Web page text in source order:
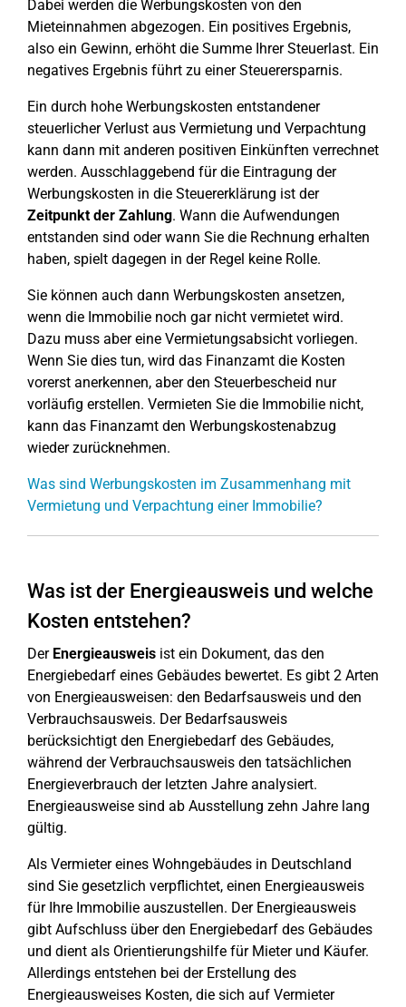
Dabei werden die Werbungskosten von den
Mieteinnahmen abgezogen. Ein positives Ergebnis,
also ein Gewinn, erhöht die Summe Ihrer Steuerlast. Ein
negatives Ergebnis führt zu einer Steuerersparnis.
Ein durch hohe Werbungskosten entstandener
steuerlicher Verlust aus Vermietung und Verpachtung
kann dann mit anderen positiven Einkünften verrechnet
werden. Ausschlaggebend für die Eintragung der
Werbungskosten in die Steuererklärung ist der
Zeitpunkt der Zahlung. Wann die Aufwendungen
entstanden sind oder wann Sie die Rechnung erhalten
haben, spielt dagegen in der Regel keine Rolle.
Sie können auch dann Werbungskosten ansetzen,
wenn die Immobilie noch gar nicht vermietet wird.
Dazu muss aber eine Vermietungsabsicht vorliegen.
Wenn Sie dies tun, wird das Finanzamt die Kosten
vorerst anerkennen, aber den Steuerbescheid nur
vorläufig erstellen. Vermieten Sie die Immobilie nicht,
kann das Finanzamt den Werbungskostenabzug
wieder zurücknehmen.
Was sind Werbungskosten im Zusammenhang mit
Vermietung und Verpachtung einer Immobilie?
Was ist der Energieausweis und welche
Kosten entstehen?
Der Energieausweis ist ein Dokument, das den
Energiebedarf eines Gebäudes bewertet. Es gibt 2 Arten
von Energieausweisen: den Bedarfsausweis und den
Verbrauchsausweis. Der Bedarfsausweis
berücksichtigt den Energiebedarf des Gebäudes,
während der Verbrauchsausweis den tatsächlichen
Energieverbrauch der letzten Jahre analysiert.
Energieausweise sind ab Ausstellung zehn Jahre lang
gültig.
Als Vermieter eines Wohngebäudes in Deutschland
sind Sie gesetzlich verpflichtet, einen Energieausweis
für Ihre Immobilie auszustellen. Der Energieausweis
gibt Aufschluss über den Energiebedarf des Gebäudes
und dient als Orientierungshilfe für Mieter und Käufer.
Allerdings entstehen bei der Erstellung des
Energieausweises Kosten, die sich auf Vermieter